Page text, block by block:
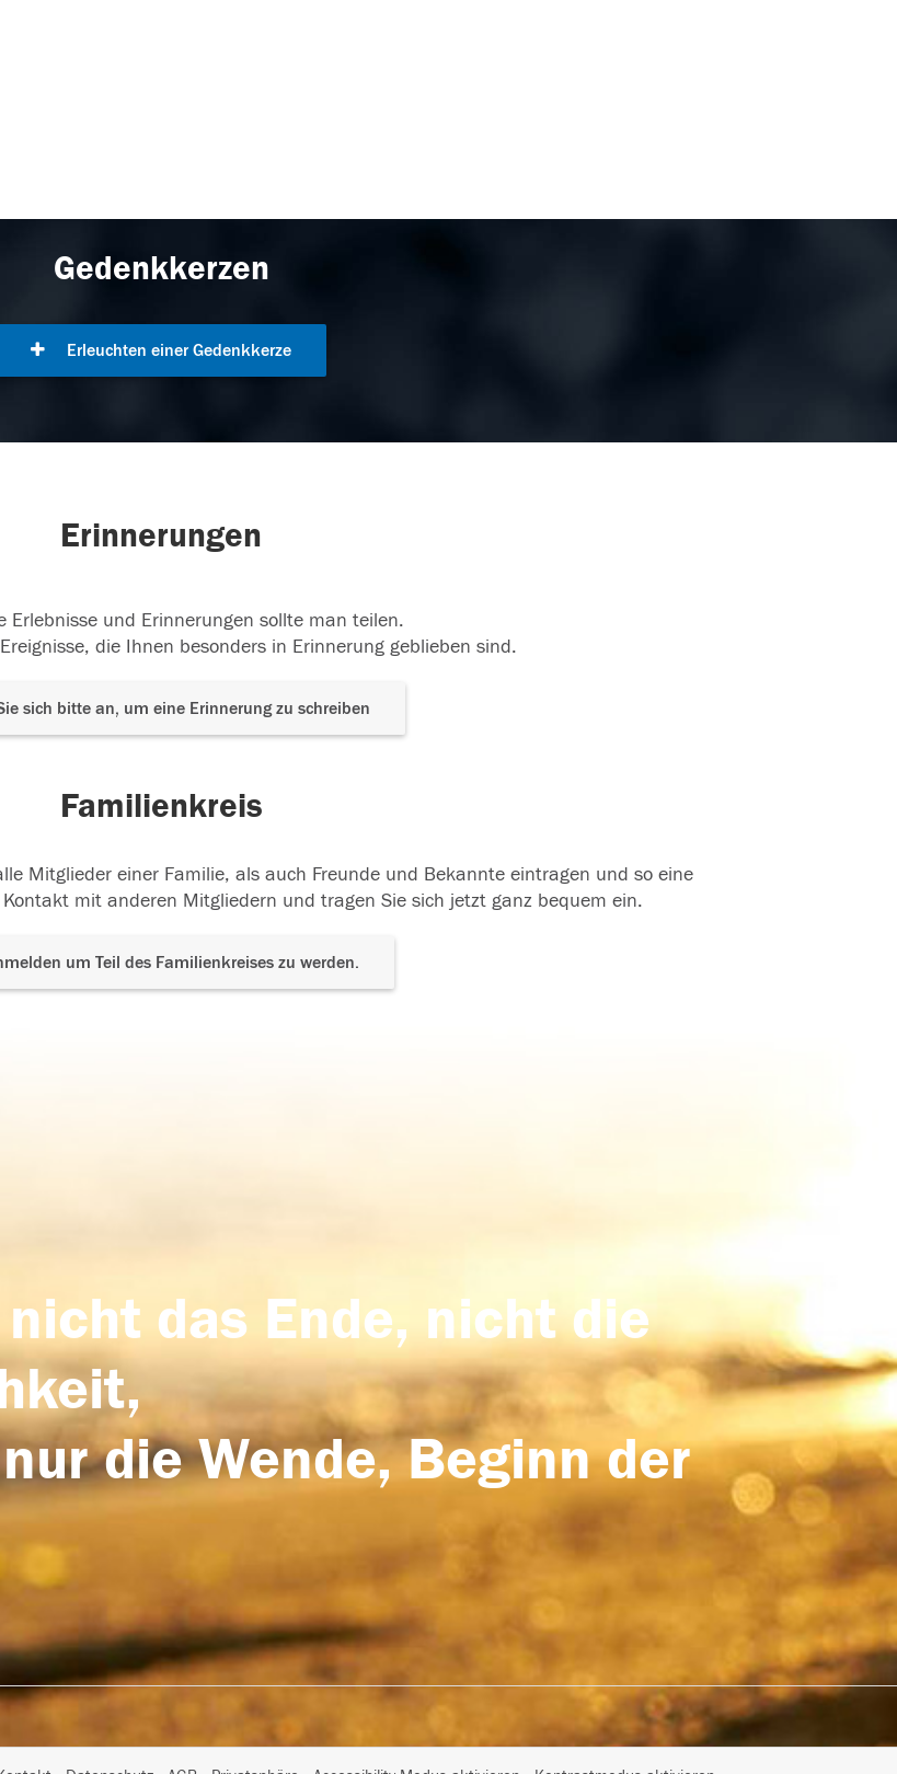
Gedenkkerzen
Erleuchten einer Gedenkkerze
Erinnerungen
Erlebnisse und Erinnerungen sollte man teilen.
die Ihnen besonders in Erinnerung geblieben sind.
sich bitte an, um eine Erinnerung zu schreiben
Familienkreis
Mitglieder einer Familie, als auch Freunde und Bekannte eintragen und so eine
mit anderen Mitgliedern und tragen Sie sich jetzt ganz bequem ein.
um Teil des Familienkreises zu werden.
nicht das Ende, nicht die
die Wende, Beginn der